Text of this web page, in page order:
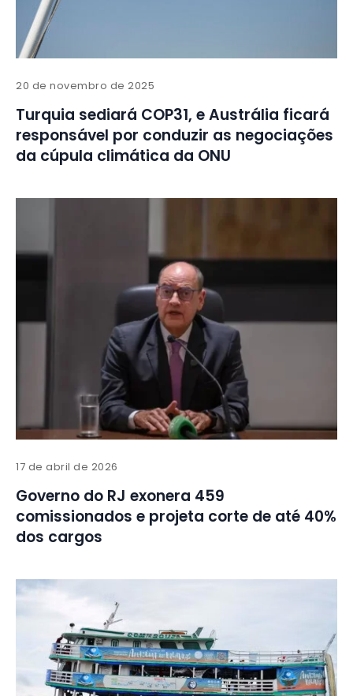
20 de novembro de 2025
Turquia sediará COP31, e Austrália ficará
responsável por conduzir as negociações
da cúpula climática da ONU
17 de abril de 2026
Governo do RJ exonera 459
comissionados e projeta corte de até 40%
dos cargos